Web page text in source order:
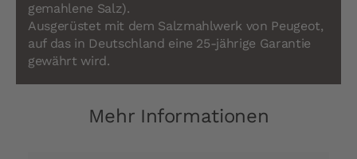
gemahlene Salz).
Ausgerüstet mit dem Salzmahlwerk von Peugeot,
auf das in Deutschland eine 25-jährige Garantie
gewährt wird.
Mehr Informationen